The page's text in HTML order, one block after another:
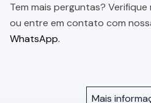
Tem mais perguntas? Verifique
ou entre em contato com
WhatsApp.
Mais